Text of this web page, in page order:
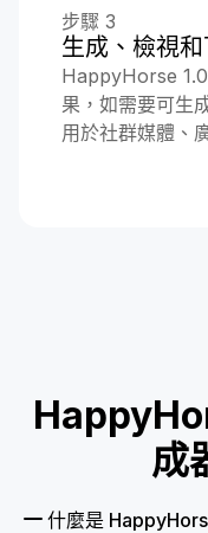
步驟 3
生成、檢視
HappyHorse
果，如需要可生
用於社群媒體、
成
什麼是